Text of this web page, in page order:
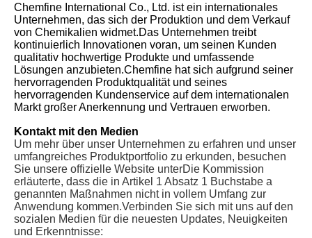
Chemfine International Co., Ltd. ist ein internationales
Unternehmen, das sich der Produktion und dem Verkauf
von Chemikalien widmet.Das Unternehmen treibt
kontinuierlich Innovationen voran, um seinen Kunden
qualitativ hochwertige Produkte und umfassende
Lösungen anzubieten.Chemfine hat sich aufgrund seiner
hervorragenden Produktqualität und seines
hervorragenden Kundenservice auf dem internationalen
Markt großer Anerkennung und Vertrauen erworben.
Kontakt mit den Medien
Um mehr über unser Unternehmen zu erfahren und unser
umfangreiches Produktportfolio zu erkunden, besuchen
Sie unsere offizielle Website unterDie Kommission
erläuterte, dass die in Artikel 1 Absatz 1 Buchstabe a
genannten Maßnahmen nicht in vollem Umfang zur
Anwendung kommen.Verbinden Sie sich mit uns auf den
sozialen Medien für die neuesten Updates, Neuigkeiten
und Erkenntnisse: